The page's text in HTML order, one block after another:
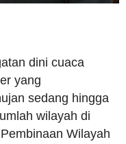
dini cuaca
yang
sedang hingga
wilayah di
Wilayah